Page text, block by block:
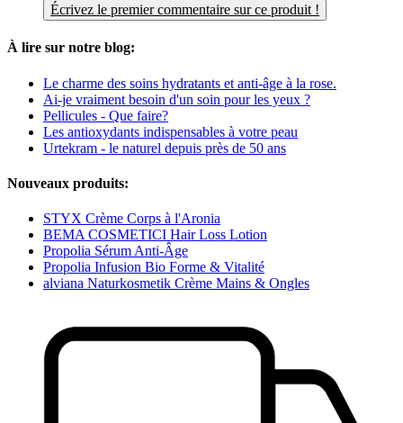
Écrivez le premier commentaire sur ce produit !
À lire sur notre blog:
Le charme des soins hydratants et anti-âge à la rose.
Ai-je vraiment besoin d'un soin pour les yeux ?
Pellicules - Que faire?
Les antioxydants indispensables à votre peau
Urtekram - le naturel depuis près de 50 ans
Nouveaux produits:
STYX Crème Corps à l'Aronia
BEMA COSMETICI Hair Loss Lotion
Propolia Sérum Anti-Âge
Propolia Infusion Bio Forme & Vitalité
alviana Naturkosmetik Crème Mains & Ongles